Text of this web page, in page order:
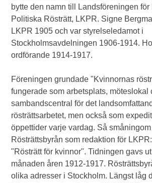
bytte den namn till Landsföreningen
Politiska Rösträtt, LKPR. Signe
LKPR 1905 och var styrelseledamot i
Stockholmsavdelningen 1906-1914.
ordförande 1914-1917.
Föreningen grundade "Kvinnornas
fungerade som arbetsplats, möteslokal
sambandscentral för det
rösträttsarbetet, men också som
öppettider varje vardag. Så
Rösträttsbyrån som redaktion för
"Rösträtt för kvinnor". Tidningen gavs
månaden åren 1912-1917.
olika adresser i Stockholm. Längst låg